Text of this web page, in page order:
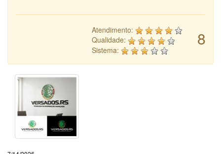
8
Atendimento:
Qualidade:
Sistema: